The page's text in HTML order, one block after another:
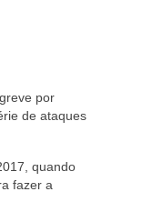
por
de ataques
quando
fazer a